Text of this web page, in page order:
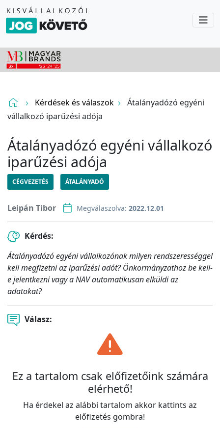
Kérdések és válaszok
Átalányadózó egyéni
vállalkozó iparűzési adója
Átalányadózó egyéni vállalkozó
iparűzési adója
CÉGVEZETÉS ÁTALÁNYADÓ
Leipán Tibor Megválaszolva: 2022.12.01
Kérdés:
Átalányadózó egyéni vállalkozónak milyen rendszerességgel
kell megfizetni az iparűzési adót? Önkormányzathoz be kell-
e jelentkezni vagy a NAV automatikusan elküldi az
adatokat?
Válasz:
Ez a tartalom csak előfizetőink számára
elérhető!
Ha érdekel az alábbi tartalom akkor kattints az
előfizetés gombra!